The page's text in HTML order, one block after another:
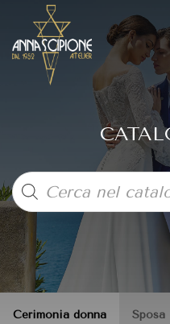
Products
search
Cerimonia donna Sposa